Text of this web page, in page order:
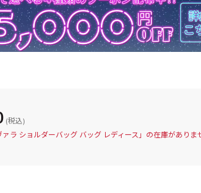
(税込)
ァラ ショルダーバッグ バッグ レディース」の在庫がありま